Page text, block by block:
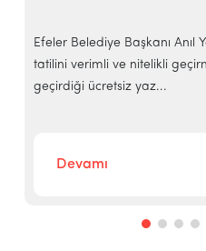
Efeler Belediye Başkanı Anıl
tatilini verimli ve nitelikli
geçirdiği ücretsiz yaz...
Devamı